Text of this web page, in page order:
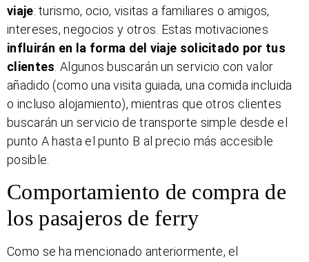
viaje: turismo, ocio, visitas a familiares o amigos,
intereses, negocios y otros. Estas motivaciones
influirán en la forma del viaje solicitado por tus
clientes . Algunos buscarán un servicio con valor
añadido (como una visita guiada, una comida incluida
o incluso alojamiento), mientras que otros clientes
buscarán un servicio de transporte simple desde el
punto A hasta el punto B al precio más accesible
posible.
Comportamiento de compra de
los pasajeros de ferry
Como se ha mencionado anteriormente, el